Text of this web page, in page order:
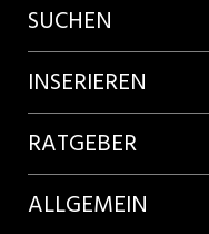
SUCHEN
Firmenprofile entdecken
Lehrstellen suchen
INSERIEREN
Kundenlogin
Inserieren
RATGEBER
Lehrberufe entdecken
ALLGEMEIN